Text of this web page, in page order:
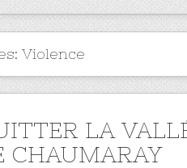
Violence
LA
CHAUMARAY